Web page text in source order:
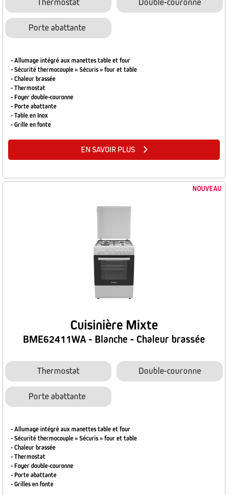
Thermostat Double-couronne
Porte abattante
- Allumage intégré aux manettes table et four
- Sécurité thermocouple « Sécuris » four et table
- Chaleur brassée
- Thermostat
- Foyer double-couronne
- Porte abattante
- Table en Inox
- Grille en fonte
EN SAVOIR PLUS
NOUVEAU
Cuisinière Mixte
BME62411WA - Blanche - Chaleur brassée
Thermostat Double-couronne
Porte abattante
- Allumage intégré aux manettes table et four
- Sécurité thermocouple « Sécuris » four et table
- Chaleur brassée
- Thermostat
- Foyer double-couronne
- Porte abattante
- Grilles en fonte